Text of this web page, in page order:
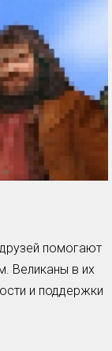
помогают
Великаны в их
и поддержки